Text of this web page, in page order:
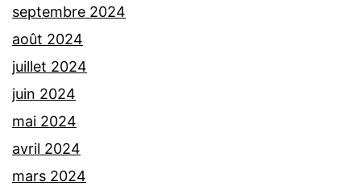
septembre 2024
août 2024
juillet 2024
juin 2024
mai 2024
avril 2024
mars 2024